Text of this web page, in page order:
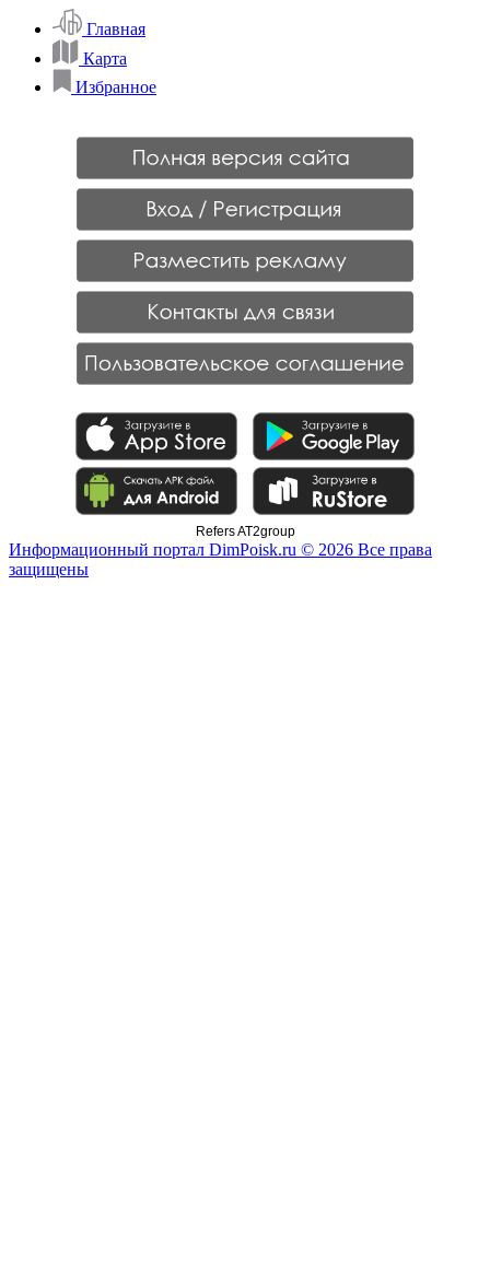
Главная
Карта
Избранное
Refers AT2group
Информационный портал DimPoisk.ru © 2026 Все права
защищены